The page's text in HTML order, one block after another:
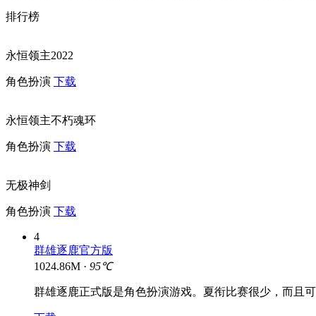
排行榜
永恒领主2022
角色扮演 下载
永恒领主不朽魂环
角色扮演 下载
无极神剑
角色扮演 下载
4
群雄逐鹿官方版
1024.86M · 95℃
群雄逐鹿正式版是角色扮演游戏。夏衔比赛很少，而且